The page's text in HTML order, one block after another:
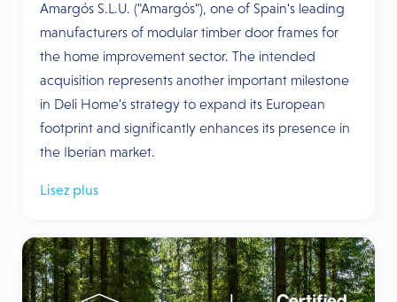
Amargós S.L.U. ("Amargós"), one of Spain's leading
manufacturers of modular timber door frames for
the home improvement sector. The intended
acquisition represents another important milestone
in Deli Home's strategy to expand its European
footprint and significantly enhances its presence in
the Iberian market.
Lisez plus